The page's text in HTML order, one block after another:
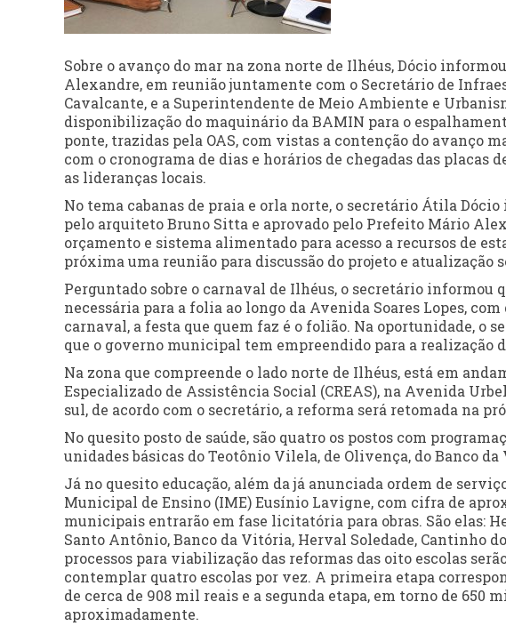
Sobre o avanço do mar na zona norte de Ilhéus, Dócio
Alexandre, em reunião juntamente com o Secretário de
Cavalcante, e a Superintendente de Meio Ambiente e
disponibilização do maquinário da BAMIN para o
ponte, trazidas pela OAS, com vistas a contenção do avanço
com o cronograma de dias e horários de chegadas das placas
as lideranças locais.
No tema cabanas de praia e orla norte, o secretário Átila
pelo arquiteto Bruno Sitta e aprovado pelo Prefeito Mário
orçamento e sistema alimentado para acesso a recursos de
próxima uma reunião para discussão do projeto e atualização
Perguntado sobre o carnaval de Ilhéus, o secretário
necessária para a folia ao longo da Avenida Soares Lopes,
carnaval, a festa que quem faz é o folião. Na oportunidade, o
que o governo municipal tem empreendido para a realização
Na zona que compreende o lado norte de Ilhéus, está em
Especializado de Assistência Social (CREAS), na Avenida
sul, de acordo com o secretário, a reforma será retomada na
No quesito posto de saúde, são quatro os postos com
unidades básicas do Teotônio Vilela, de Olivença, do Banco da
Já no quesito educação, além da já anunciada ordem de
Municipal de Ensino (IME) Eusínio Lavigne, com cifra de
municipais entrarão em fase licitatória para obras. São elas:
Santo Antônio, Banco da Vitória, Herval Soledade, Cantinho
processos para viabilização das reformas das oito escolas
contemplar quatro escolas por vez. A primeira etapa
de cerca de 908 mil reais e a segunda etapa, em torno de 650
aproximadamente.